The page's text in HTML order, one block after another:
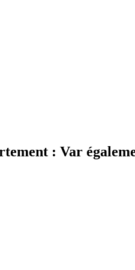
: Var